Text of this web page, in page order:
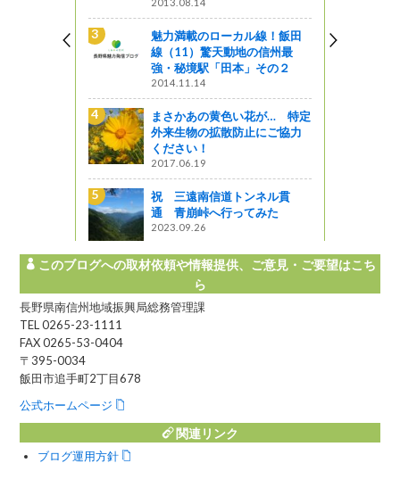
2013.08.14
魅力満載のローカル線！飯田
線（11）驚天動地の信州最
強・秘境駅「田本」その２
2014.11.14
まさかあの黄色い花が… 特定
外来生物の拡散防止にご協力
ください！
2017.06.19
祝 三遠南信道トンネル貫
通 青崩峠へ行ってみた
2023.09.26
このブログへの取材依頼や情報提供、ご意見・ご要望はこち
ら
長野県南信州地域振興局総務管理課
TEL 0265-23-1111
FAX 0265-53-0404
〒395-0034
飯田市追手町2丁目678
公式ホームページ
関連リンク
ブログ運用方針